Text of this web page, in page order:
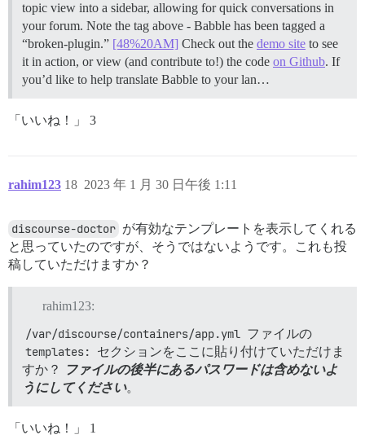
total        used        free
Mem:           3944        1272        1236
Swap:             0           0           0
==================== DISK SPACE CHECK
---------- OS Disk Space ----------
/dev/vda1        78G   60G   18G  78% /
overlay          78G   60G   18G  78% /
/dev/vda1        78G   60G   18G  78% /shared
==================== DISK INFORMATION
Disk /dev/vda: 80 GiB, 85899345920 bytes, 167772160
Units: sectors of 1 * 512 = 512 bytes
Disklabel type: gpt
Device      Start       End   Sectors  Size Type
/dev/vda1  227328 167772126 167544799 79.9G Linux
/dev/vda14   2048     10239      8192    4M BIOS boot
/dev/vda15  10240    227327    217088  106M
Partition table entries are not in disk order.
topic view into a sidebar, allowing for quick conversations in
your forum. Note the tag above - Babble has been tagged a
“broken-plugin.” [48%20AM] Check out the demo site to see
it in action, or view (and contribute to!) the code on Github. If
you’d like to help translate Babble to your lan…
「いいね！」 3
rahim123 2023 年 1 月 30 日午後 1:11
18
discourse-doctor が有効なテンプレートを表示してくれる
と思っていたのですが、そうではないようです。これも投
稿していただけますか？
rahim123:
/var/discourse/containers/app.yml ファイルの
templates:
セクションをここに貼り付けていただけま
すか？
ファイルの後半にあるパスワードは含めないよ
うにしてください。
「いいね！」 1